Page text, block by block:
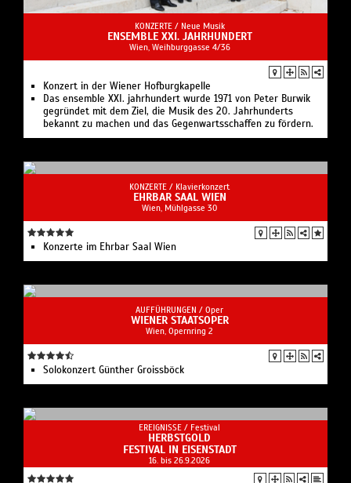
KONZERTE / Neue Musik
ENSEMBLE XXI. JAHRHUNDERT​
Wien, Weihburggasse 4/36
Konzert in der Wiener Hofburgkapelle
Das ensemble XXI. jahrhundert wurde 1971 von Peter Burwik
gegründet mit dem Ziel, die Musik des 20. Jahr­hunderts
bekannt zu machen und das Gegenwarts­schaffen zu fördern.
KONZERTE / Klavierkonzert
EHRBAR SAAL WIEN
Wien, Mühlgasse 30
Konzerte im Ehrbar Saal Wien
AUFFÜHRUNGEN / Oper
WIENER STAATSOPER
Wien, Opernring 2
Solo­konzert Günther Groissböck
EREIGNISSE / Festival
HERBSTGOLD
FESTIVAL IN EISENSTADT
16. bis 26.9.2026